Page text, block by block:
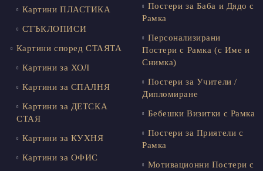
Картини ПЛАСТИКА
СТЪКЛОПИСИ
Картини според СТАЯТА
Картини за ХОЛ
Картини за СПАЛНЯ
Картини за ДЕТСКА
СТАЯ
Картини за КУХНЯ
Картини за ОФИС
Постери за Баба и Дядо с
Рамка
Персонализирани
Постери с Рамка (с Име и
Снимка)
Постери за Учители /
Дипломиране
Бебешки Визитки с Рамка
Постери за Приятели с
Рамка
Мотивационни Постери с